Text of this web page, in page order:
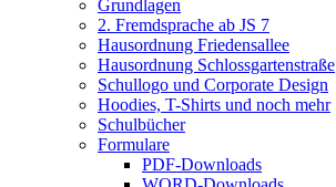
Grundlagen
2. Fremdsprache ab JS 7
Hausordnung Friedensallee
Hausordnung Schlossgartenstraße
Schullogo und Corporate Design
Hoodies, T-Shirts und noch mehr
Schulbücher
Formulare
PDF-Downloads